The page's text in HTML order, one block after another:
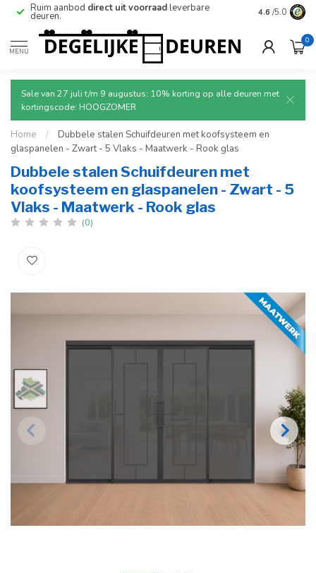
Ruim aanbod direct uit voorraadleverbare
deuren. Betrouwbare
4.6 /5.0
MENU
0
Sale van 27 juli t/m 9 augustus: 10% korting op alle deuren met
kortingscode: HOOGZOMER
Home /
Dubbele stalen Schuifdeuren met koofsysteem en
glaspanelen - Zwart - 5 Vlaks - Maatwerk - Rook glas
Dubbele stalen Schuifdeuren met
koofsysteem en glaspanelen - Zwart - 5
Vlaks - Maatwerk - Rook glas
(0)